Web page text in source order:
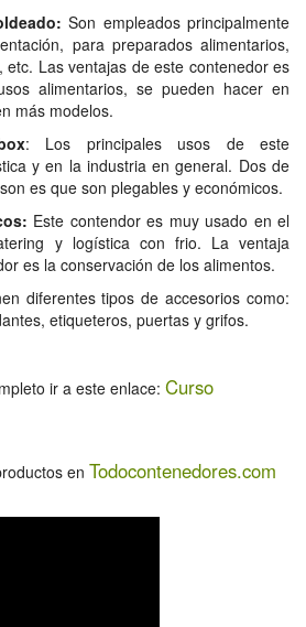
Son empleados principalmente
para preparados alimentarios,
Las ventajas de este contenedor es
alimentarios, se pueden hacer en
más modelos.
: Los principales usos de este
y en la industria en general. Dos de
es que son plegables y económicos.
Este contendor es muy usado en el
y logística con frio. La ventaja
es la conservación de los alimentos.
diferentes tipos de accesorios como:
etiqueteros, puertas y grifos.
ir a este enlace: Curso
en Todocontenedores.com